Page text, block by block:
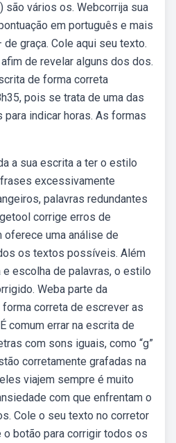
são vários os. Webcorrija sua
em português e mais
graça. Cole aqui seu texto.
de revelar alguns dos dos.
de forma correta
pois se trata de uma das
indicar horas. As formas
a sua escrita a ter o estilo
excessivamente
palavras redundantes
corrige erros de
oferece uma análise de
os textos possíveis. Além
e escolha de palavras, o estilo
Weba parte da
correta de escrever as
comum errar na escrita de
com sons iguais, como “g”
corretamente grafadas na
viajem sempre é muito
com que enfrentam o
Cole o seu texto no corretor
botão para corrigir todos os